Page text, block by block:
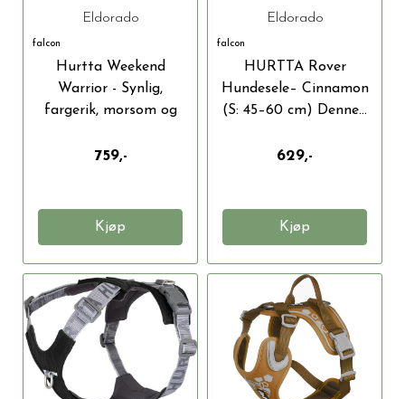
HUNDESELE
Eldorado
falcon
Hurtta Weekend
Warrior - Synlig,
fargerik, morsom og
759,-
Kjøp
CINNAMON (S: 45–60
Eldorado
falcon
HURTTA Rover
Hundesele– Cinnamon
(S: 45–60 cm) Denne...
629,-
Kjøp